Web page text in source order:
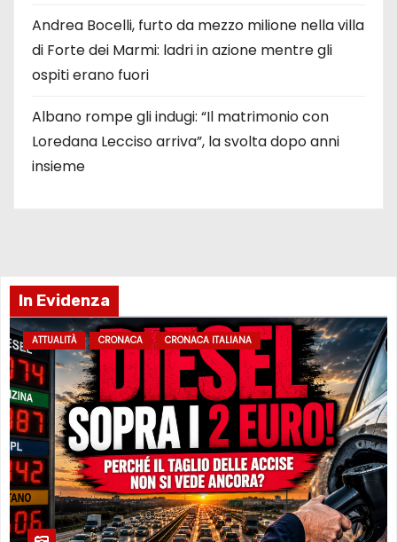
Andrea Bocelli, furto da mezzo milione nella villa
di Forte dei Marmi: ladri in azione mentre gli
ospiti erano fuori
Albano rompe gli indugi: “Il matrimonio con
Loredana Lecciso arriva”, la svolta dopo anni
insieme
In Evidenza
ATTUALITÀ CRONACA CRONACA ITALIANA